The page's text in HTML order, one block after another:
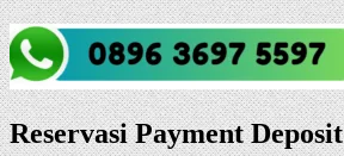
Reservasi Payment Deposit